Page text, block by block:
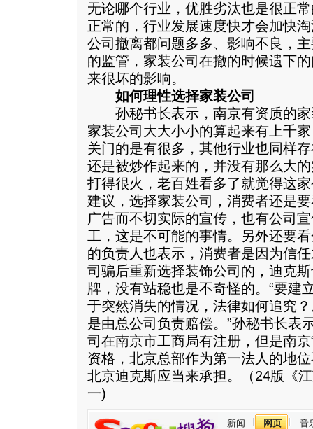
无论哪个行业，优胜劣汰也是很正
正常的，行业发展速度快才会加快
公司撤离都问题多多、影响不良，
的监管，家装公司在撤的时候遗下
来很坏的影响。
如何理性选择家装公司
孙秘书长表示，南京有资质的家
家装公司大大小小的算起来有上千
关门的是有很多，其他行业也同样存
还是被炒作起来的，并没有那么大
打得很火，老百姓看多了就觉得这
建议，选择家装公司，消费者还是
广告而不切实际的宣传，也有公司
工，这是不可能的事情。另外还要
的负责人也表示，消费者是因为信
司骗后重新选择装饰公司的，迪克
牌，没有站稳也是不奇怪的。“要建
于突然消失的情况，法律如何追究
是由总公司负责赔偿。”孙秘书长表
司在南京市工商局有注册，但是南
资格，北京总部作为第一法人的地
北京迪克斯应当来承担。（24版《
一)
新闻 网页 音